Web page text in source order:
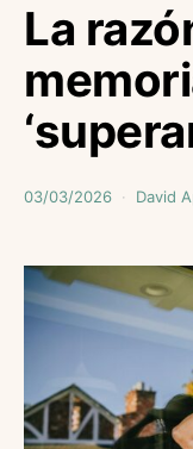
La
03/03/2026 David